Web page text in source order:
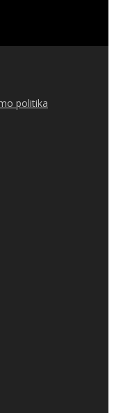
politika